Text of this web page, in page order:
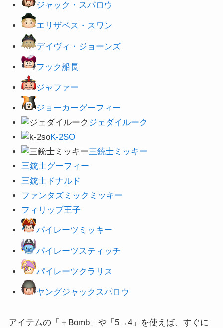
ジャック・スパロウ
エリザベス・スワン
デイヴィ・ジョーンズ
フック船長
ジャファー
ジョーカーグーフィー
ジェダイルーク
K-2SO
三銃士ミッキー
三銃士グーフィー
三銃士ドナルド
ファンタズミックミッキー
フィリップ王子
パイレーツミッキー
パイレーツスティッチ
パイレーツクラリス
ヤングジャックスパロウ
アイテムの「＋Bomb」や「5→4」を使えば、すぐに